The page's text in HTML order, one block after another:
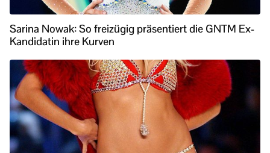
Sarina Nowak: So freizügig präsentiert die GNTM Ex-
Kandidatin ihre Kurven